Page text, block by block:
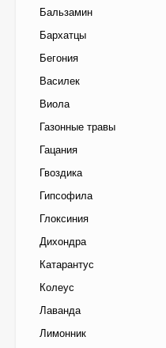
Бальзамин
Бархатцы
Бегония
Василек
Виола
Газонные травы
Гацания
Гвоздика
Гипсофила
Глоксиния
Дихондра
Катарантус
Колеус
Лаванда
Лимонник